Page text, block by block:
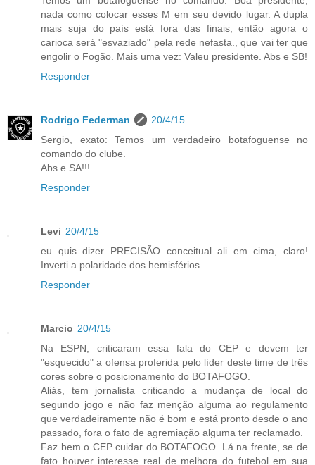
nada como colocar esses M em seu devido lugar. A dupla
mais suja do país está fora das finais, então agora o
carioca será "esvaziado" pela rede nefasta., que vai ter que
engolir o Fogão. Mais uma vez: Valeu presidente. Abs e SB!
Responder
Rodrigo Federman
20/4/15
Sergio, exato: Temos um verdadeiro botafoguense no
comando do clube.
Abs e SA!!!
Responder
Levi 20/4/15
eu quis dizer PRECISÃO conceitual ali em cima, claro!
Inverti a polaridade dos hemisférios.
Responder
Marcio 20/4/15
Na ESPN, criticaram essa fala do CEP e devem ter
"esquecido" a ofensa proferida pelo líder deste time de três
cores sobre o posicionamento do BOTAFOGO.
Aliás, tem jornalista criticando a mudança de local do
segundo jogo e não faz menção alguma ao regulamento
que verdadeiramente não é bom e está pronto desde o ano
passado, fora o fato de agremiação alguma ter reclamado.
Faz bem o CEP cuidar do BOTAFOGO. Lá na frente, se de
fato houver interesse real de melhora do futebol em sua